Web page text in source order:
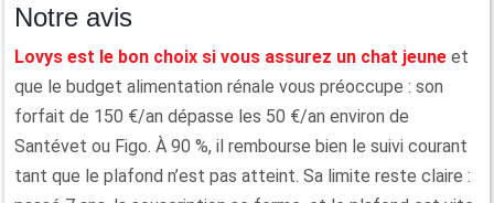
Notre avis
Lovys est le bon choix si vous assurez un chat jeune et
que le budget alimentation rénale vous préoccupe : son
forfait de 150 €/an dépasse les 50 €/an environ de
Santévet ou Figo. À 90 %, il rembourse bien le suivi courant
tant que le plafond n’est pas atteint. Sa limite reste claire :